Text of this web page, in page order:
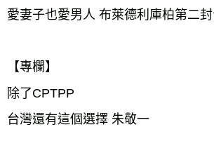
愛妻子也愛男人 布萊德利庫柏第二
【專欄】
除了CPTPP
台灣還有這個選擇 朱敬一